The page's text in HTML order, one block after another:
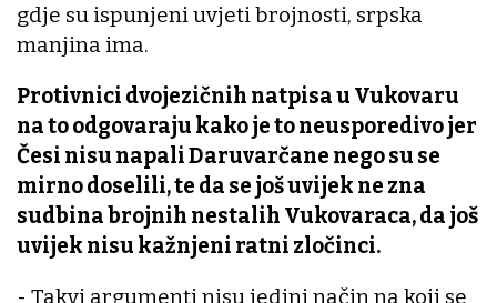
gdje su ispunjeni uvjeti brojnosti, srpska
manjina ima.
Protivnici dvojezičnih natpisa u Vukovaru
na to odgovaraju kako je to neusporedivo jer
Česi nisu napali Daruvarčane nego su se
mirno doselili, te da se još uvijek ne zna
sudbina brojnih nestalih Vukovaraca, da još
uvijek nisu kažnjeni ratni zločinci.
- Takvi argumenti nisu jedini način na koji se